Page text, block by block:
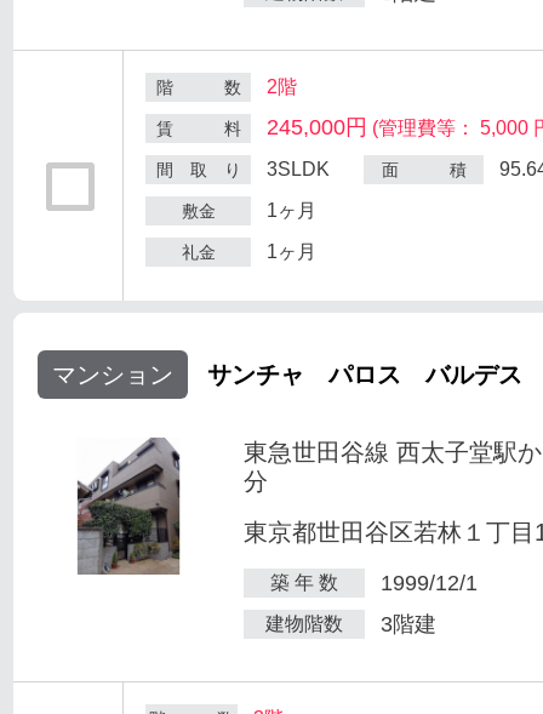
階 数 2階
賃 料 245,000円 (管理費等： 5,000
間 取 り 3SLDK 面 積
敷金 1ヶ月
礼金 1ヶ月
マンション サンチャ パロス バルデス
東急世田谷線 西太子堂駅
分
東京都世田谷区若林１丁目
築 年 数 1999/12/1
建物階数 3階建